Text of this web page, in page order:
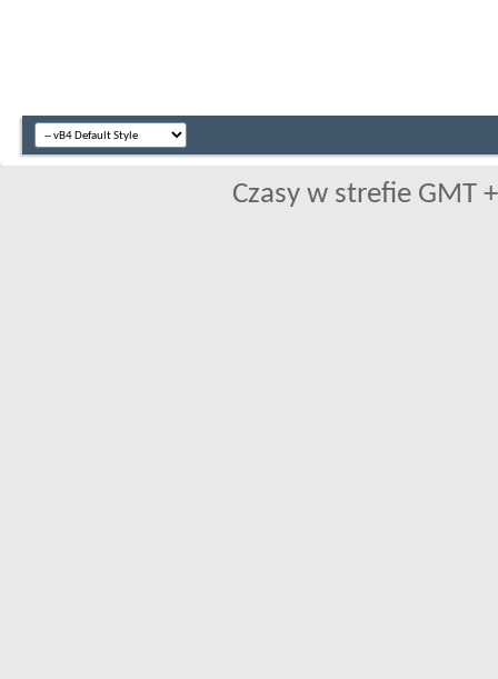
Czasy w strefie GMT